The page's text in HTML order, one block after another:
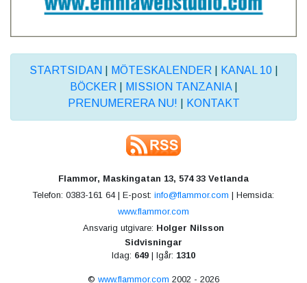
STARTSIDAN MÖTESKALENDER| KANAL 10|
BÖCKER| MISSION TANZANIA|
PRENUMERERA NU!
KONTAKT
Flammor, Maskingatan 13, 574 33 Vetlanda
Telefon: 0383-161 64 | E-post: info@flammor.com | Hemsida:
www.flammor.com
Ansvarig utgivare: Holger Nilsson
Sidvisningar
Idag: 649 | Igår: 1310
© www.flammor.com 2002 - 2026